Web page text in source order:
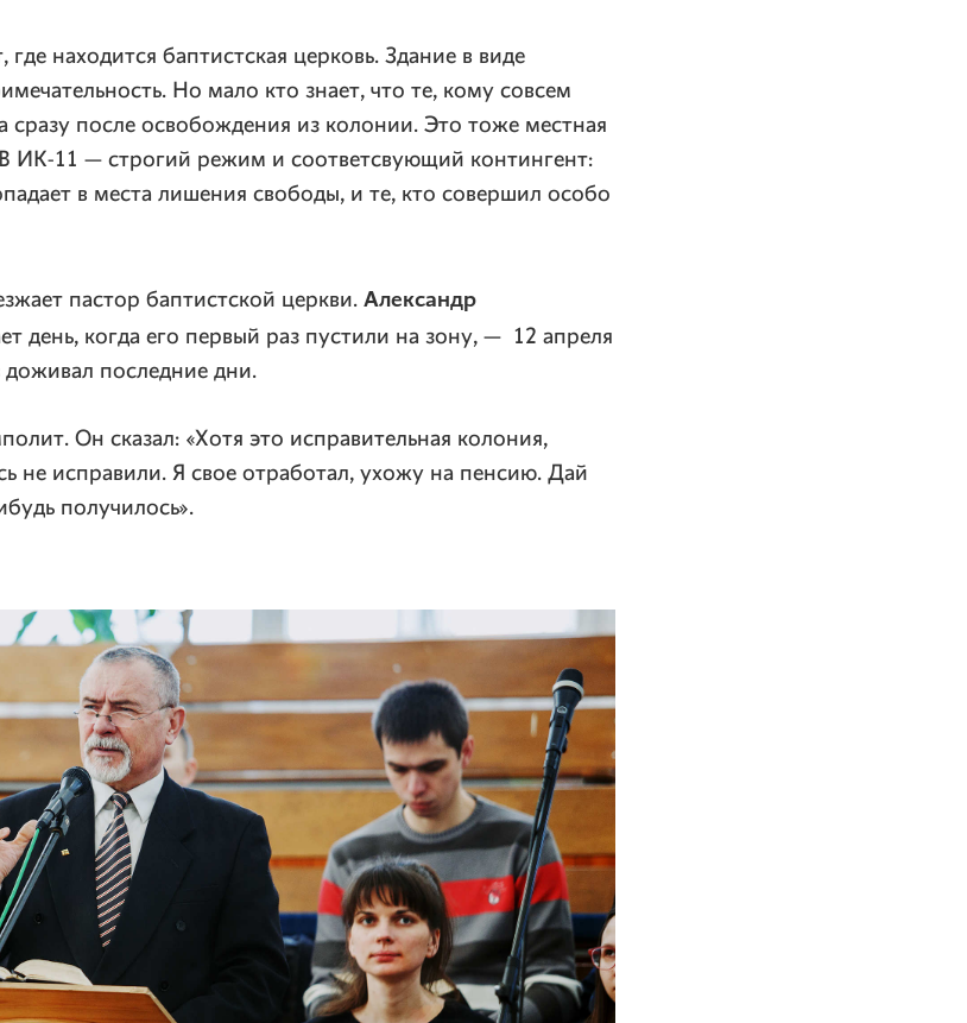
находится баптистская церковь. Здание в виде
Но мало кто знает, что те, кому совсем
сразу после освобождения из колонии. Это тоже местная
В ИК-11 — строгий режим и соответсвующий контингент:
в места лишения свободы, и те, кто совершил особо
пастор баптистской церкви. Александр
день, когда его первый раз пустили на зону, — 12 апреля
последние дни.
Он сказал: «Хотя это исправительная колония,
не исправили. Я свое отработал, ухожу на пенсию. Дай
получилось».